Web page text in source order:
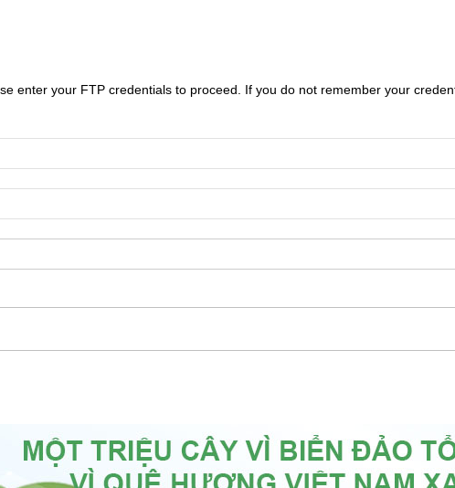
enter your FTP credentials to proceed. If you do not remember your